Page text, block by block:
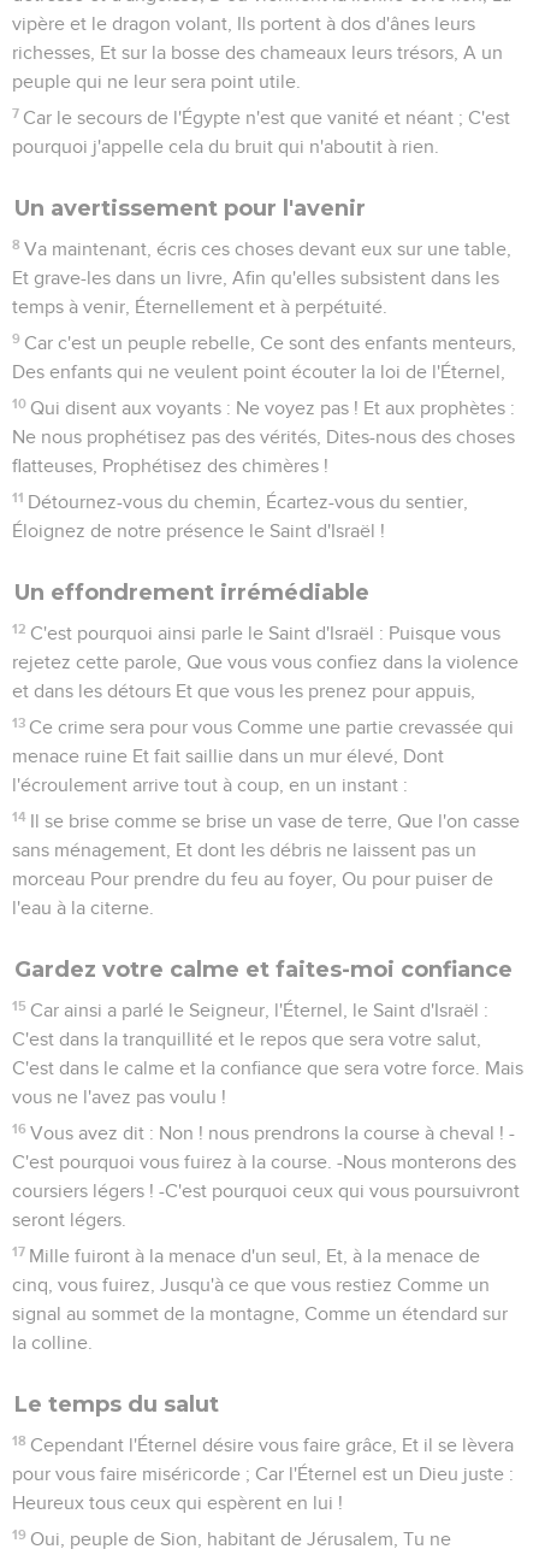
frappera de sa verge.
32 A chaque coup de la verge qui lui est destinée, Et que
l'Éternel fera tomber sur lui, On entendra les tambourins et
les harpes ; L'Éternel combattra contre lui à main levée.
33 Depuis longtemps un bûcher est préparé, Il est préparé
feu et du bois en abondance ; Le souffle de l'Éternel
l'enflamme, comme un torrent de soufre.
Esaïe 31
Seuls les Évangiles sont disponibles en vidéo pour le moment.
Les Égyptiens: rien de plus que des
hommes
1 Malheur à ceux qui descendent en Égypte pour avoir du
multitude des chars et à la force des cavaliers, Mais qui ne
l'Éternel !
2 Lui aussi, cependant, il est sage, il fait venir le malheur, Et
ne retire point ses paroles ; Il s'élève contre la maison des
méchants, Et contre le secours de ceux qui commettent
l'iniquité.
3 L'Égyptien est homme et non dieu ; Ses chevaux sont chair
et non esprit. Quand l'Éternel étendra sa main, Le protecteur
chancellera, le protégé tombera, Et tous ensemble ils
périront.
lionceau rugit sur sa proie, Et, malgré tous les bergers
rassemblés contre lui, Ne se laisse ni effrayer par leur voix,
Ni intimider par leur nombre ; De même l'Éternel des armées
descendra Pour combattre sur la montagne de Sion et sur sa
colline.
5
Comme des oiseaux déploient les ailes sur leur couvée,
Ainsi l'Éternel des armées étendra sa protection sur
Jérusalem ; Il protégera et délivrera, Il épargnera et sauvera.
6
Revenez à celui dont on s'est profondément détourné,
Enfants d'Israël !
7 En ce jour, chacun rejettera ses idoles d'argent et ses
idoles d'or, Que vous vous êtes fabriquées de vos mains
8
Et l'Assyrien tombera sous un glaive qui n'est pas celui d'un
homme, Et un glaive qui n'est pas celui d'un homme le
dévorera ; Il s'enfuira devant le glaive, Et ses jeunes guerriers
seront asservis.
9 Son rocher s'enfuira d'épouvante, Et ses chefs trembleront